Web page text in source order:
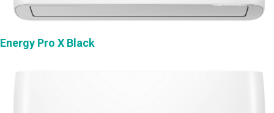
Energy Pro X Black